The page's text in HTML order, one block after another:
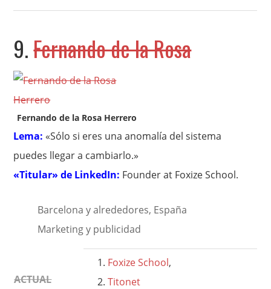
9.Fernando de la Rosa
Fernando de la Rosa Herrero
Lema: «Sólo si eres una anomalía del sistema
puedes llegar a cambiarlo.»
«Titular» de LinkedIn: Founder at Foxize School.
Barcelona y alrededores, España
Marketing y publicidad
ACTUAL
Foxize School,
Titonet